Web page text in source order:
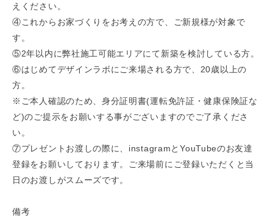
えください。
④これからお家づくりをお考えの方で、ご新規様が対象で
す。
⑤2年以内に弊社施工可能エリアにて新築を検討している方。
⑥はじめてデザインラボにご来場される方で、20歳以上の
方。
※ご本人確認のため、身分証明書(運転免許証・健康保険証な
ど)のご提示をお願いする事がございますのでご了承くださ
い。
⑦プレゼントお渡しの際に、instagramとYouTubeのお友達
登録をお願いしております。ご来場前にご登録いただくと当
日のお渡しがスムーズです。
備考